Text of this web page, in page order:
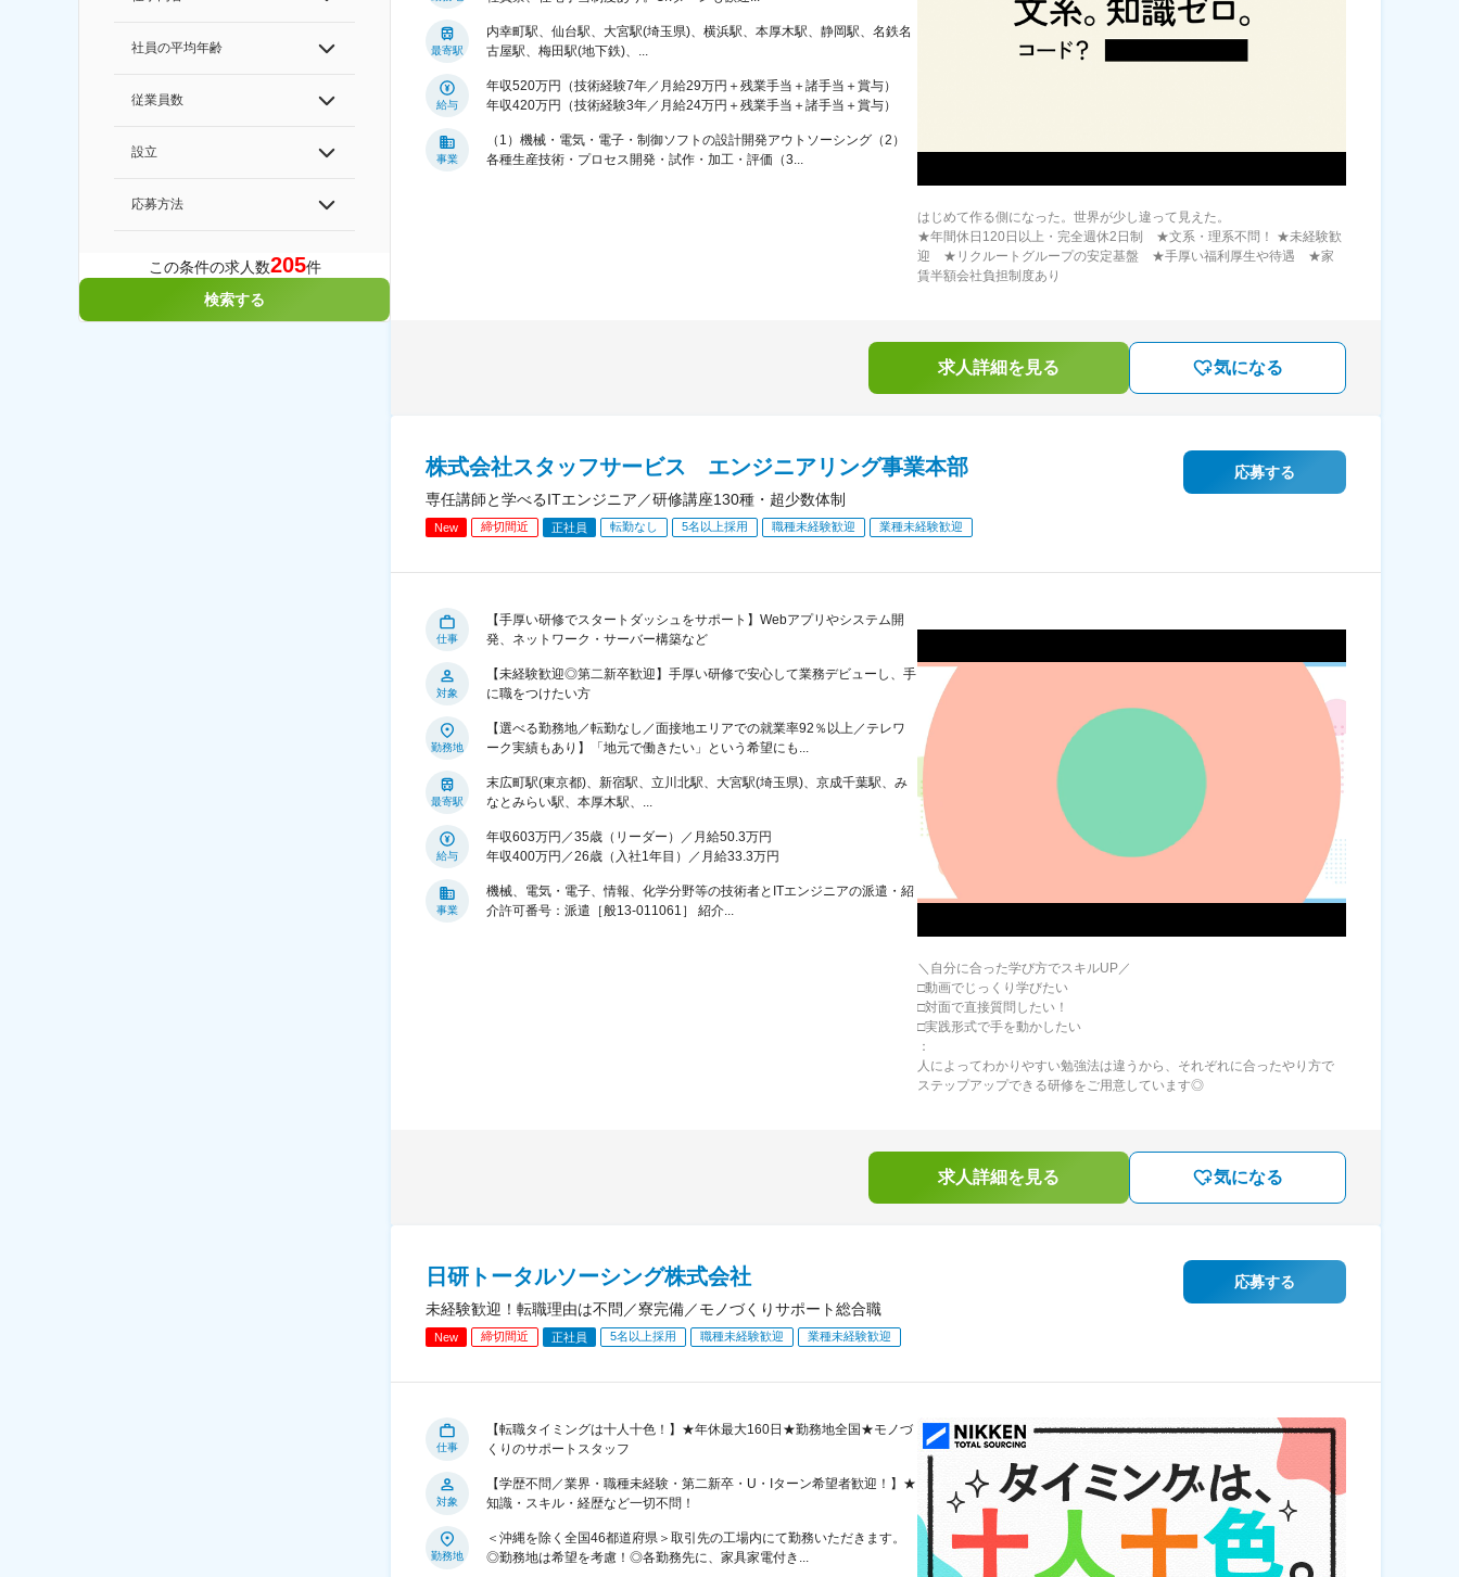
社員の平均年齢
従業員数
設立
応募方法
この条件の求人数205件
検索する
最寄駅
内幸町駅、仙台駅、大宮駅(埼玉県)、横浜駅、本厚木駅、静岡駅、名鉄名
古屋駅、梅田駅(地下鉄)、...
給与
年収520万円（技術経験7年／月給29万円＋残業手当＋諸手当＋賞与）
年収420万円（技術経験3年／月給24万円＋残業手当＋諸手当＋賞与）
事業
（1）機械・電気・電子・制御ソフトの設計開発アウトソーシング（2）
各種生産技術・プロセス開発・試作・加工・評価（3...
はじめて作る側になった。世界が少し違って見えた。
★年間休日120日以上・完全週休2日制 ★文系・理系不問！ ★未経験歓
迎 ★リクルートグループの安定基盤 ★手厚い福利厚生や待遇 ★家
賃半額会社負担制度あり
求人詳細を見る 気になる
株式会社スタッフサービス エンジニアリング事業本部
専任講師と学べるITエンジニア／研修講座130種・超少数体制
New 締切間近 正社員 転勤なし 5名以上採用 職種未経験歓迎 業種未経験歓迎
応募する
仕事
【手厚い研修でスタートダッシュをサポート】Webアプリやシステム開
発、ネットワーク・サーバー構築など
対象
【未経験歓迎◎第二新卒歓迎】手厚い研修で安心して業務デビューし、手
に職をつけたい方
勤務地
【選べる勤務地／転勤なし／面接地エリアでの就業率92％以上／テレワ
ーク実績もあり】「地元で働きたい」という希望にも...
最寄駅
末広町駅(東京都)、新宿駅、立川北駅、大宮駅(埼玉県)、京成千葉駅、み
なとみらい駅、本厚木駅、...
給与
年収603万円／35歳（リーダー）／月給50.3万円
年収400万円／26歳（入社1年目）／月給33.3万円
事業
機械、電気・電子、情報、化学分野等の技術者とITエンジニアの派遣・紹
介許可番号：派遣［般13-011061］ 紹介...
＼自分に合った学び方でスキルUP／
□動画でじっくり学びたい
□対面で直接質問したい！
□実践形式で手を動かしたい
：
人によってわかりやすい勉強法は違うから、それぞれに合ったやり方で
ステップアップできる研修をご用意しています◎
求人詳細を見る 気になる
日研トータルソーシング株式会社
未経験歓迎！転職理由は不問／寮完備／モノづくりサポート総合職
New 締切間近 正社員 5名以上採用 職種未経験歓迎 業種未経験歓迎
応募する
仕事
【転職タイミングは十人十色！】★年休最大160日★勤務地全国★モノづ
くりのサポートスタッフ
対象
【学歴不問／業界・職種未経験・第二新卒・U・Iターン希望者歓迎！】★
知識・スキル・経歴など一切不問！
勤務地
＜沖縄を除く全国46都道府県＞取引先の工場内にて勤務いただきます。
◎勤務地は希望を考慮！◎各勤務先に、家具家電付き...